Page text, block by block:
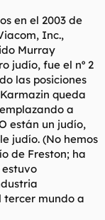
en el 2003 de
Inc.,
Murray
judío, fue el nº 2
las posiciones
queda
a
están un judío,
judío. (No hemos
de Freston; ha
mundo a